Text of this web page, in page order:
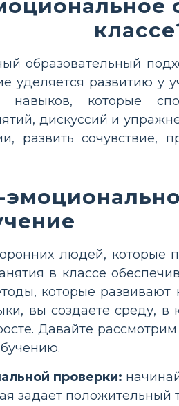
образовательный
уделяется развитию у
навыков, которые
дискуссий и
сочувствие,
людей, которые
в классе
которые развивают
вы создаете среду, в
Давайте
проверки:
задает положительный